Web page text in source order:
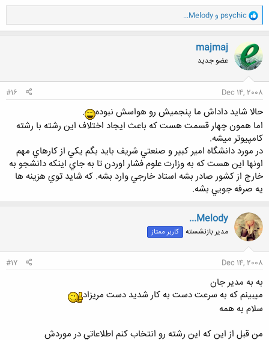
و
ا
ک
ن
ش
ه
ا
psychic و...Melody
majmaj
عضو جدید
Dec 14, 2008
#16
حالا شايد داداش ما پنجميش رو هواسش نبوده
.
اما همون چهار قسمت هست كه باعث ايجاد اختلاف اين رشته با رشته
كامپيوتر ميشه.
در مورد دانشگاه امير كبير و صنعتي شريف بايد بگم يكي از كارهاي مهم
اونها اين هست كه به وزارت علوم فشار اوردن تا به جاي اينكه دانشجو به
خارج از كشور صادر بشه استاد خارجي وارد بشه. كه شايد توي هزينه ها
يه صرفه جويي بشه.
...Melody
مدیر بازنشسته کاربر ممتاز
Dec 14, 2008
#17
به به مدير جان
ميبينم كه به سرعت دست به كار شديد دست مريزاد
سلام به همه
من قبل از اين كه اين رشته رو انتخاب كنم اطلاعاتي در موردش